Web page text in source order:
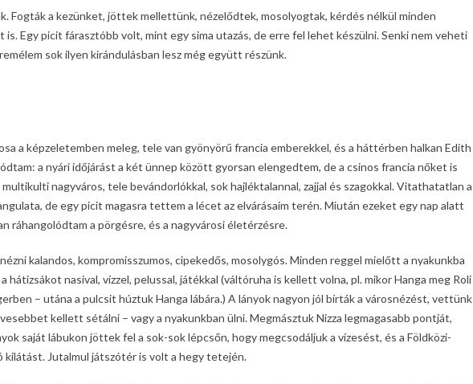
Fogták a kezünket, jöttek mellettünk, nézelődtek, mosolyogtak, kérdés nélkül minden
is. Egy picit fárasztóbb volt, mint egy sima utazás, de erre fel lehet készülni. Senki nem veheti
sok ilyen kirándulásban lesz még együtt részünk.
a képzeletemben meleg, tele van gyönyörű francia emberekkel, és a háttérben halkan Edith
a nyári időjárást a két ünnep között gyorsan elengedtem, de a csinos francia nőket is
multikulti nagyváros, tele bevándorlókkal, sok hajléktalannal, zajjal és szagokkal. Vitathatatlan a
de egy picit magasra tettem a lécet az elvárásaim terén. Miután ezeket egy nap alatt
ráhangolódtam a pörgésre, és a nagyvárosi életérzésre.
kalandos, kompromisszumos, cipekedős, mosolygós. Minden reggel mielőtt a nyakunkba
hátizsákot nasival, vízzel, pelussal, játékkal (váltóruha is kellett volna, pl. mikor Hanga meg Roli
– utána a pulcsit húztuk Hanga lábára.) A lányok nagyon jól bírták a városnézést, vettünk
kellett sétálni – vagy a nyakunkban ülni. Megmásztuk Nizza legmagasabb pontját,
saját lábukon jöttek fel a sok-sok lépcsőn, hogy megcsodáljuk a vízesést, és a Földközi-
Jutalmul játszótér is volt a hegy tetején.